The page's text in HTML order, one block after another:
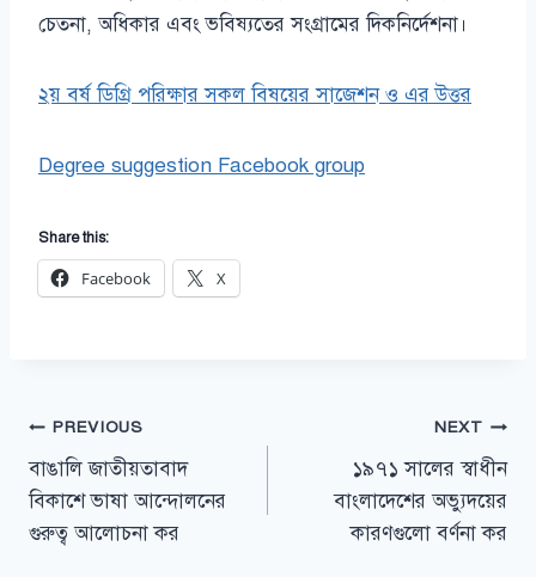
চেতনা, অধিকার এবং ভবিষ্যতের সংগ্রামের দিকনির্দেশনা।
২য় বর্ষ ডিগ্রি পরিক্ষার সকল বিষয়ের সাজেশন ও এর উত্তর
Degree suggestion Facebook group
Share this:
Facebook X
Post
navigation
PREVIOUS
বাঙালি জাতীয়তাবাদ
বিকাশে ভাষা আন্দোলনের
গুরুত্ব আলোচনা কর
NEXT
১৯৭১ সালের স্বাধীন
বাংলাদেশের অভ্যুদয়ের
কারণগুলো বর্ণনা কর